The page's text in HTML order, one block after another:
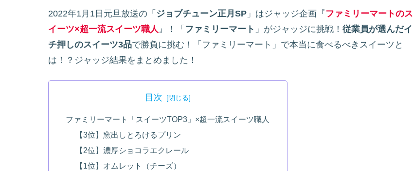
2022年1月1日元旦放送の「 ジョブチューン正月SP 」はジャッジ企画『 ファミリーマートのス
イーツ×超一流スイーツ職人』！「 ファミリーマート 」がジャッジに挑戦！ 従業員が選んだイ
チ押しのスイーツ3品で勝負に挑む！「ファミリーマート」で本当に食べるべきスイーツと
は！？ジャッジ結果をまとめました！
目次
ファミリーマート「スイーツTOP3」×超一流スイーツ職人
【3位】窯出しとろけるプリン
【2位】濃厚ショコラエクレール
【1位】オムレット（チーズ）